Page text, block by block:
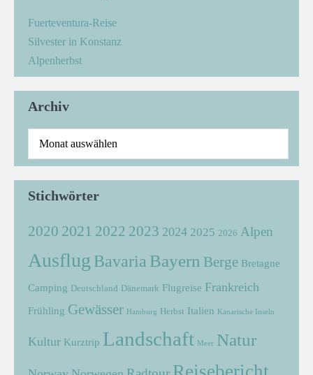
Fuerteventura-Reise
Silvester in Konstanz
Alpenherbst
Archiv
Stichwörter
2020 2021 2022 2023 2024 2025 2026 Alpen
Ausflug Bavaria Bayern Berge Bretagne
Camping Deutschland Dänemark Flugreise Frankreich
Frühling Gewässer Hamburg Herbst Italien Kanarische Inseln
Kultur Kurztrip Landschaft Meer Natur